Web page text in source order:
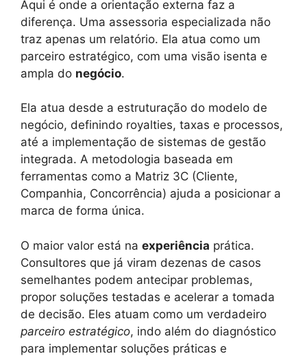
Aqui é onde a orientação externa faz a
diferença. Uma assessoria especializada não
traz apenas um relatório. Ela atua como um
parceiro estratégico, com uma visão isenta e
ampla do negócio.
Ela atua desde a estruturação do modelo de
negócio, definindo royalties, taxas e processos,
até a implementação de sistemas de gestão
integrada. A metodologia baseada em
ferramentas como a Matriz 3C (Cliente,
Companhia, Concorrência) ajuda a posicionar a
marca de forma única.
O maior valor está na experiência prática.
Consultores que já viram dezenas de casos
semelhantes podem antecipar problemas,
propor soluções testadas e acelerar a tomada
de decisão. Eles atuam como um verdadeiro
parceiro estratégico, indo além do diagnóstico
para implementar soluções práticas e